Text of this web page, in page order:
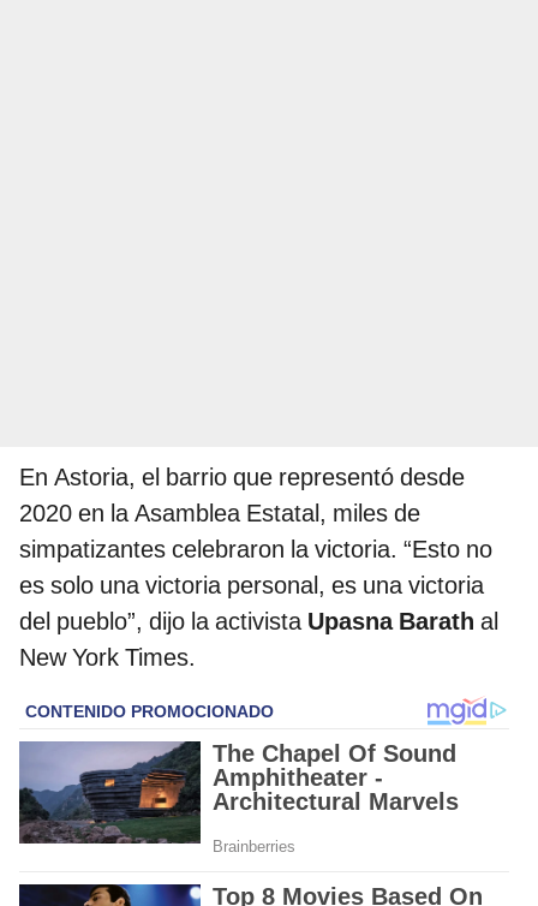
En Astoria, el barrio que representó desde
2020 en la Asamblea Estatal, miles de
simpatizantes celebraron la victoria. “Esto no
es solo una victoria personal, es una victoria
del pueblo”, dijo la activista Upasna Barath al
New York Times.